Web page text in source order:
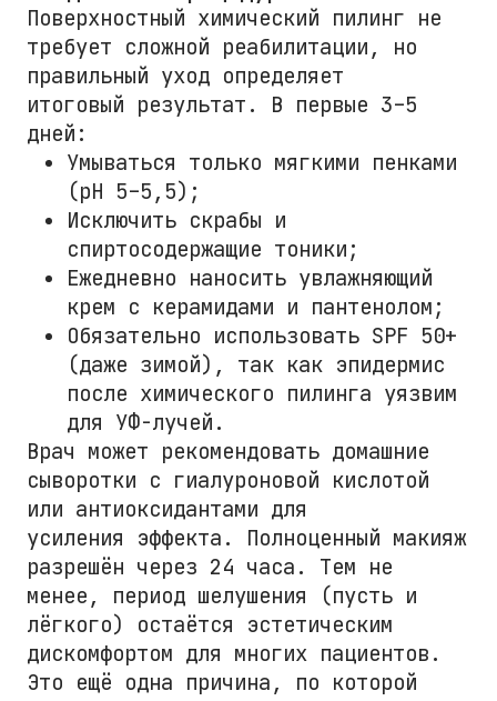
Поверхностный химический пилинг не
требует сложной реабилитации, но
правильный уход определяет
итоговый результат. В первые 3–5
дней:
Умываться только мягкими пенками
(pH 5–5,5);
Исключить скрабы и
спиртосодержащие тоники;
Ежедневно наносить увлажняющий
крем с керамидами и пантенолом;
Обязательно использовать SPF 50+
(даже зимой), так как эпидермис
после химического пилинга уязвим
для УФ-лучей.
Врач может рекомендовать домашние
сыворотки с гиалуроновой кислотой
или антиоксидантами для
усиления эффекта. Полноценный макияж
разрешён через 24 часа. Тем не
менее, период шелушения (пусть и
лёгкого) остаётся эстетическим
дискомфортом для многих пациентов.
Это ещё одна причина, по которой